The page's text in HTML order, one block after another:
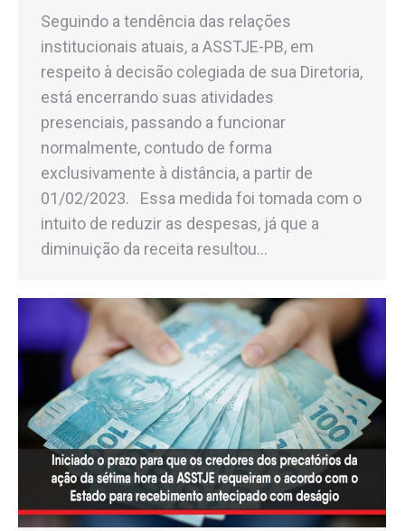
Seguindo a tendência das relações
institucionais atuais, a ASSTJE-PB, em
respeito à decisão colegiada de sua Diretoria,
está encerrando suas atividades
presenciais, passando a funcionar
normalmente, contudo de forma
exclusivamente à distância, a partir de
01/02/2023. Essa medida foi tomada com o
intuito de reduzir as despesas, já que a
diminuição da receita resultou…